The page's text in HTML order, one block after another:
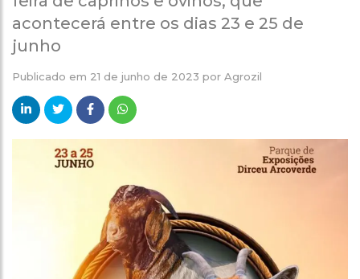
acontecerá entre os dias 23 e 25 de
junho
Publicado em 21 de junho de 2023 por Agrozil